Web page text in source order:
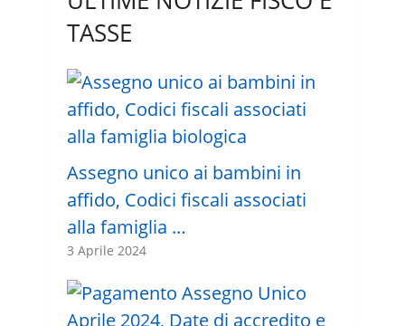
TASSE
Assegno unico ai bambini in
affido, Codici fiscali associati
alla famiglia …
3 Aprile 2024